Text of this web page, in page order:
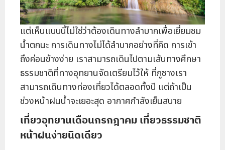
แต่เห็นแบบนี้ไม่ใช่ว่าต้องเดินทางลำบากเพื่อเยี่ยมชม
น้ำตกนะ การเดินทางไม่ได้ลำบากอย่างที่คิด การเข้า
ถึงค่อนข้างง่าย เราสามารถเดินไปตามเส้นทางศึกษา
ธรรมชาติที่ทางอุทยานจัดเตรียมไว้ให้ ที่ภูซางเรา
สามารถเดินทางท่องเที่ยวได้ตลอดทั้งปี แต่ถ้าเป็น
ช่วงหน้าฝนน้ำจะเยอะสุด อากาศกำลังเย็นสบาย
เที่ยวอุทยานเดือนกรกฎาคม เที่ยวธรรมชาติ
หน้าฝนง่ายนิดเดียว